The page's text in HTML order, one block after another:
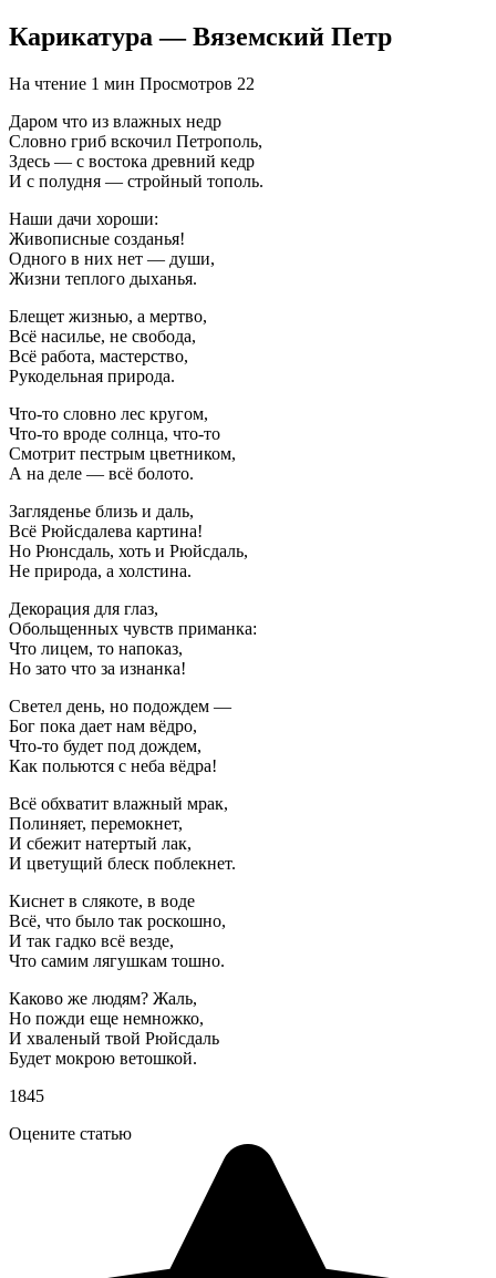
Карикатура — Вяземский Петр
На чтение 1 мин Просмотров 22
Даром что из влажных недр
Словно гриб вскочил Петрополь,
Здесь — с востока древний кедр
И с полудня — стройный тополь.
Наши дачи хороши:
Живописные созданья!
Одного в них нет — души,
Жизни теплого дыханья.
Блещет жизнью, а мертво,
Всё насилье, не свобода,
Всё работа, мастерство,
Рукодельная природа.
Что-то словно лес кругом,
Что-то вроде солнца, что-то
Смотрит пестрым цветником,
А на деле — всё болото.
Загляденье близь и даль,
Всё Рюйсдалева картина!
Но Рюнсдаль, хоть и Рюйсдаль,
Не природа, а холстина.
Декорация для глаз,
Обольщенных чувств приманка:
Что лицем, то напоказ,
Но зато что за изнанка!
Светел день, но подождем —
Бог пока дает нам вёдро,
Что-то будет под дождем,
Как польются с неба вёдра!
Всё обхватит влажный мрак,
Полиняет, перемокнет,
И сбежит натертый лак,
И цветущий блеск поблекнет.
Киснет в слякоте, в воде
Всё, что было так роскошно,
И так гадко всё везде,
Что самим лягушкам тошно.
Каково же людям? Жаль,
Но пожди еще немножко,
И хваленый твой Рюйсдаль
Будет мокрою ветошкой.
1845
Оцените статью